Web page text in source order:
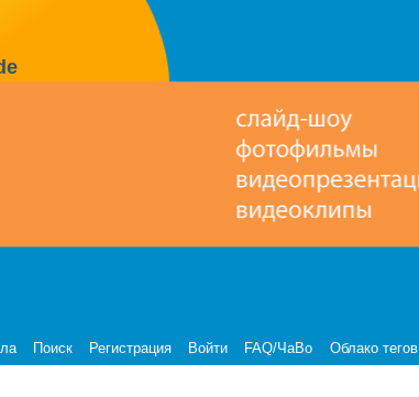
Поиск Регистрация Войти FAQ/ЧаВо Облако тегов